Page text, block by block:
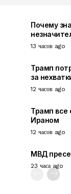
Почему
13 часов ago
Трамп
за
12 часов ago
Трамп все
Ираном
12 часов ago
МВД
23 часа ago